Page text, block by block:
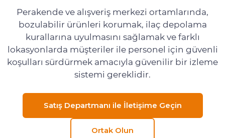
Perakende ve alışveriş merkezi ortamlarında,
bozulabilir ürünleri korumak, ilaç depolama
kurallarına uyulmasını sağlamak ve farklı
lokasyonlarda müşteriler ile personel için güvenli
koşulları sürdürmek amacıyla güvenilir bir izleme
sistemi gereklidir.
Satış Departmanı ile İletişime Geçin
Ortak Olun